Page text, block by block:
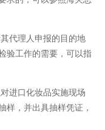
代理人申报的目的地
验工作的需要，可以指
进口化妆品实施现场
样，并出具抽样凭证，